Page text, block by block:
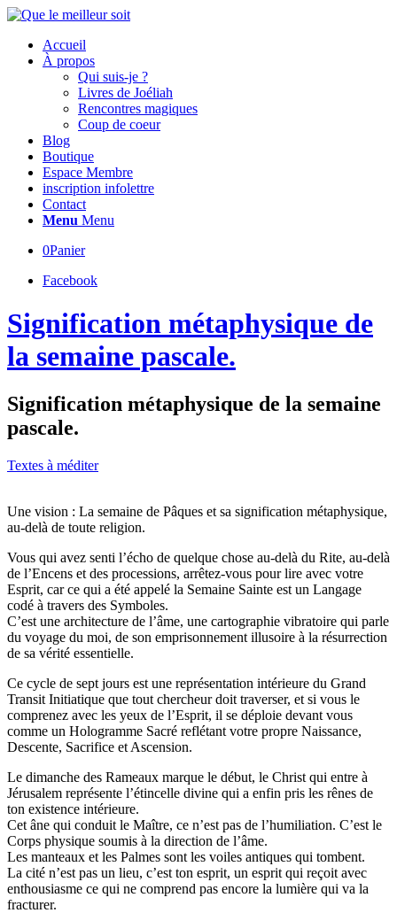
Accueil
À propos
Qui suis-je ?
Livres de Joéliah
Rencontres magiques
Coup de coeur
Blog
Boutique
Espace Membre
inscription infolettre
Contact
Menu Menu
0Panier
Facebook
Signification métaphysique de
la semaine pascale.
Signification métaphysique de la semaine
pascale.
Textes à méditer
Une vision : La semaine de Pâques et sa signification métaphysique,
au-delà de toute religion.
Vous qui avez senti l’écho de quelque chose au-delà du Rite, au-delà
de l’Encens et des processions, arrêtez-vous pour lire avec votre
Esprit, car ce qui a été appelé la Semaine Sainte est un Langage
codé à travers des Symboles.
C’est une architecture de l’âme, une cartographie vibratoire qui parle
du voyage du moi, de son emprisonnement illusoire à la résurrection
de sa vérité essentielle.
Ce cycle de sept jours est une représentation intérieure du Grand
Transit Initiatique que tout chercheur doit traverser, et si vous le
comprenez avec les yeux de l’Esprit, il se déploie devant vous
comme un Hologramme Sacré reflétant votre propre Naissance,
Descente, Sacrifice et Ascension.
Le dimanche des Rameaux marque le début, le Christ qui entre à
Jérusalem représente l’étincelle divine qui a enfin pris les rênes de
ton existence intérieure.
Cet âne qui conduit le Maître, ce n’est pas de l’humiliation. C’est le
Corps physique soumis à la direction de l’âme.
Les manteaux et les Palmes sont les voiles antiques qui tombent.
La cité n’est pas un lieu, c’est ton esprit, un esprit qui reçoit avec
enthousiasme ce qui ne comprend pas encore la lumière qui va la
fracturer.